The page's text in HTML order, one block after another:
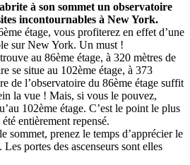
à son sommet un observatoire
incontournables à New York.
étage, vous profiterez en effet d’une
sur New York. Un must !
au 86ème étage, à 320 mètres de
se situe au 102ème étage, à 373
de l’observatoire du 86ème étage suffit
la vue ! Mais, si vous le pouvez,
102ème étage. C’est le point le plus
entièrement repensé.
sommet, prenez le temps d’apprécier le
portes des ascenseurs sont elles